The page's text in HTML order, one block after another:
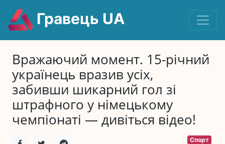
Гравець UA
Вражаючий момент. 15-річний
українець вразив усіх,
забивши шикарний гол зі
штрафного у німецькому
чемпіонаті — дивіться відео!
Спорт